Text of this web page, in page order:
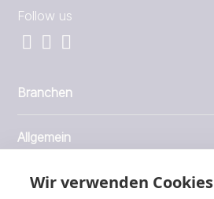
Wir verwenden Cookies
Follow us
Branchen
Allgemein
Unternehmen